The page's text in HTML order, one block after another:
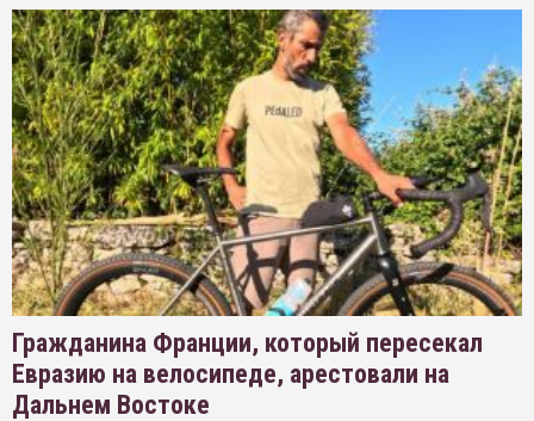
Гражданина Франции, который пересекал
Евразию на велосипеде, арестовали на
Дальнем Востоке